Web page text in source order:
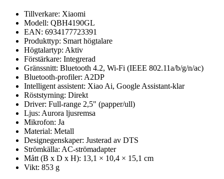
Tillverkare: Xiaomi
Modell: QBH4190GL
EAN: 6934177723391
Produkttyp: Smart högtalare
Högtalartyp: Aktiv
Förstärkare: Integrerad
Gränssnitt: Bluetooth 4.2, Wi-Fi (IEEE 802.11a/b/g/n/ac)
Bluetooth-profiler: A2DP
Intelligent assistent: Xiao Ai, Google Assistant-klar
Röststyrning: Direkt
Driver: Full-range 2,5" (papper/ull)
Ljus: Aurora ljusremsa
Mikrofon: Ja
Material: Metall
Designegenskaper: Justerad av DTS
Strömkälla: AC-strömadapter
Mått (B x D x H): 13,1 × 10,4 × 15,1 cm
Vikt: 853 g